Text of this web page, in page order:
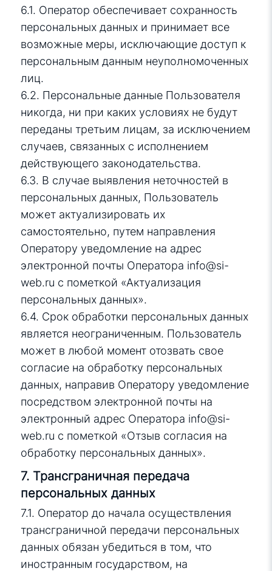
6.1. Оператор обеспечивает сохранность
персональных данных и принимает все
возможные меры, исключающие доступ к
персональным данным неуполномоченных
лиц.
6.2. Персональные данные Пользователя
никогда, ни при каких условиях не будут
переданы третьим лицам, за исключением
случаев, связанных с исполнением
действующего законодательства.
6.3. В случае выявления неточностей в
персональных данных, Пользователь
может актуализировать их
самостоятельно, путем направления
Оператору уведомление на адрес
электронной почты Оператора info@si-
web.ru с пометкой «Актуализация
персональных данных».
6.4. Срок обработки персональных данных
является неограниченным. Пользователь
может в любой момент отозвать свое
согласие на обработку персональных
данных, направив Оператору уведомление
посредством электронной почты на
электронный адрес Оператора info@si-
web.ru с пометкой «Отзыв согласия на
обработку персональных данных».
7. Трансграничная передача
персональных данных
7.1. Оператор до начала осуществления
трансграничной передачи персональных
данных обязан убедиться в том, что
иностранным государством, на